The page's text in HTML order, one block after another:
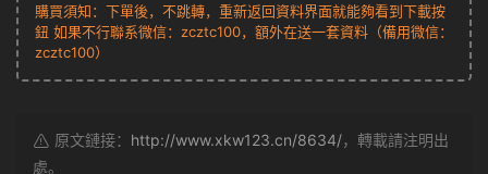
購買須知：下單後，不跳轉，重新返回資料界面就能夠看到下載按
鈕 如果不行聯系微信：zcztc100，額外在送一套資料（備用微信：
zcztc100）
原文鏈接： http://www.xkw123.cn/8634/，轉載請注明出
處。